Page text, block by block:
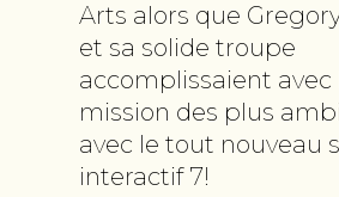
Arts alors que
et sa solide troupe
accomplissaient avec
mission des plus
avec le tout nouveau
interactif 7!